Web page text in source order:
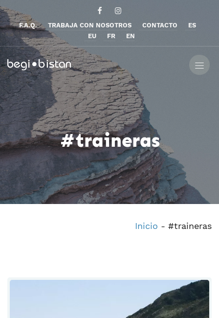
F.A.Q. TRABAJA CON NOSOTROS CONTACTO
ES
EU
FR EN
#traineras
Inicio - #traineras